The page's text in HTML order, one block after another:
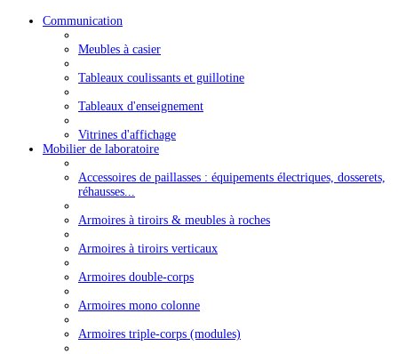
Communication
Meubles à casier
Tableaux coulissants et guillotine
Tableaux d'enseignement
Vitrines d'affichage
Mobilier de laboratoire
Accessoires de paillasses : équipements électriques, dosserets,
réhausses...
Armoires à tiroirs & meubles à roches
Armoires à tiroirs verticaux
Armoires double-corps
Armoires mono colonne
Armoires triple-corps (modules)